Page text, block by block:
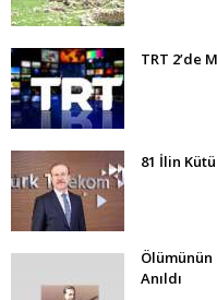
TRT 2’de
81 İlin
Ölümünün
Anıldı